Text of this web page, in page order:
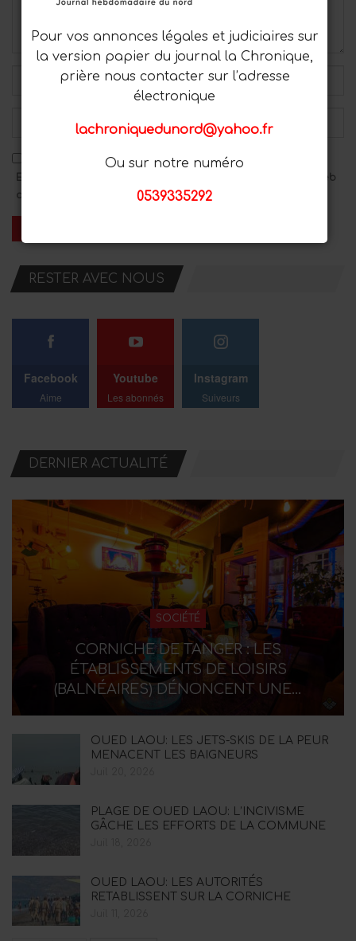
Enregistrez mon nom, mon adresse e-mail et mon site Web
dans ce navigateur pour le prochain commentaire.
RESTER AVEC NOUS
Facebook
Aime
Youtube
Les abonnés
Instagram
Suiveurs
DERNIER ACTUALITÉ
SOCIÉTÉ
CORNICHE DE TANGER : LES
ÉTABLISSEMENTS DE LOISIRS
(BALNÉAIRES) DÉNONCENT UNE…
OUED LAOU: LES JETS-SKIS DE LA PEUR
MENACENT LES BAIGNEURS
PLAGE DE OUED LAOU: L’INCIVISME
GÂCHE LES EFFORTS DE LA COMMUNE
OUED LAOU: LES AUTORITÉS
RETABLISSENT SUR LA CORNICHE
Pour vos annonces légales et judiciaires sur
la version papier du journal la Chronique,
prière nous contacter sur l’adresse
électronique
lachroniquedunord@yahoo.fr
Ou sur notre numéro
0539335292